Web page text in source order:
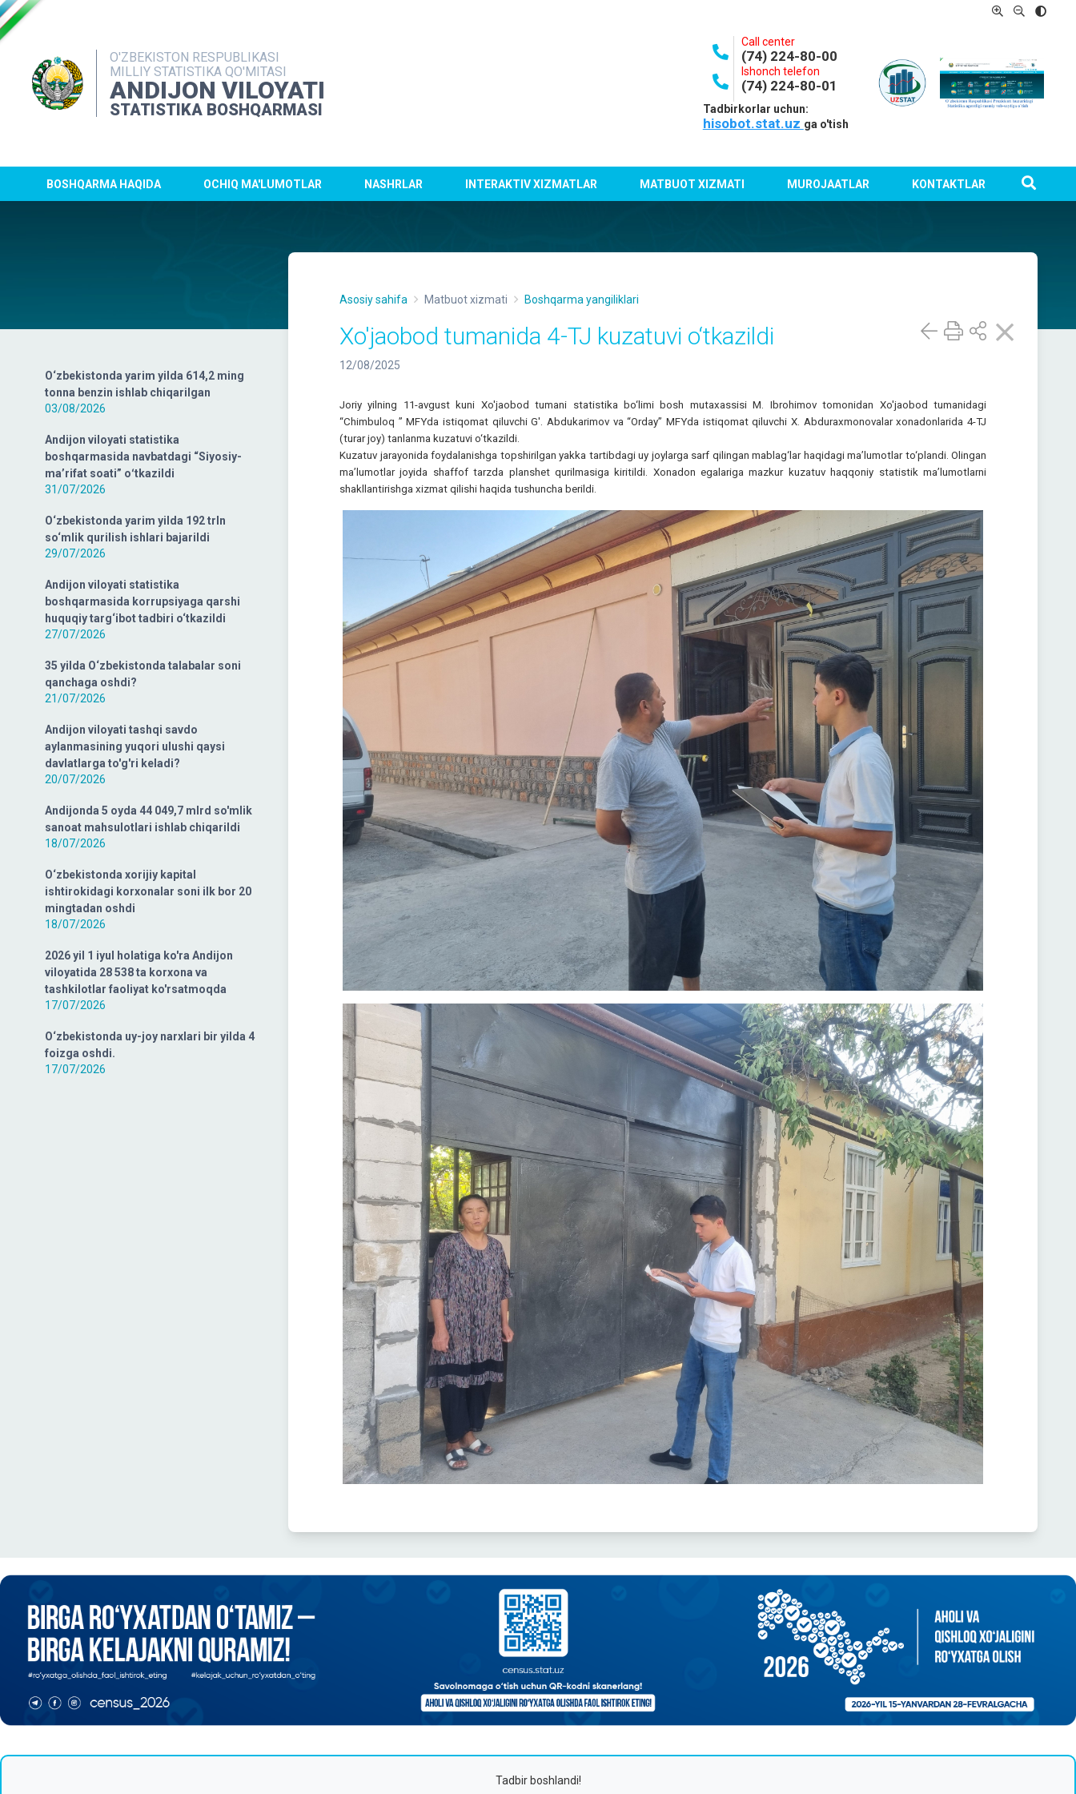
O'ZBEKISTON RESPUBLIKASI
MILLIY STATISTIKA QO'MITASI
ANDIJON VILOYATI
STATISTIKA BOSHQARMASI
Call center
(74) 224-80-00
Ishonch telefon
(74) 224-80-01
Tadbirkorlar uchun:
hisobot.stat.uz ga o'tish
BOSHQARMA HAQIDA OCHIQ MA'LUMOTLAR NASHRLAR INTERAKTIV XIZMATLAR MATBUOT XIZMATI MUROJAATLAR KONTAKTLAR
O‘zbekistonda yarim yilda 614,2 ming
tonna benzin ishlab chiqarilgan
03/08/2026
Andijon viloyati statistika
boshqarmasida navbatdagi “Siyosiy-
ma’rifat soati” oʻtkazildi
31/07/2026
O‘zbekistonda yarim yilda 192 trln
so‘mlik qurilish ishlari bajarildi
29/07/2026
Andijon viloyati statistika
boshqarmasida korrupsiyaga qarshi
huquqiy targ‘ibot tadbiri o‘tkazildi
27/07/2026
35 yilda O‘zbekistonda talabalar soni
qanchaga oshdi?
21/07/2026
Andijon viloyati tashqi savdo
aylanmasining yuqori ulushi qaysi
davlatlarga to'g'ri keladi?
20/07/2026
Andijonda 5 oyda 44 049,7 mlrd so'mlik
sanoat mahsulotlari ishlab chiqarildi
18/07/2026
O‘zbekistonda xorijiy kapital
ishtirokidagi korxonalar soni ilk bor 20
mingtadan oshdi
18/07/2026
2026 yil 1 iyul holatiga ko'ra Andijon
viloyatida 28 538 ta korxona va
tashkilotlar faoliyat ko'rsatmoqda
17/07/2026
O‘zbekistonda uy-joy narxlari bir yilda 4
foizga oshdi.
17/07/2026
Asosiy sahifa Matbuot xizmati Boshqarma yangiliklari
Xo'jaobod tumanida 4-TJ kuzatuvi o‘tkazildi
12/08/2025
Joriy yilning 11-avgust kuni Xo'jaobod tumani statistika bo‘limi bosh mutaxassisi M. Ibrohimov tomonidan Xo'jaobod tumanidagi
“Chimbuloq ” MFYda istiqomat qiluvchi G'. Abdukarimov va “Orday” MFYda istiqomat qiluvchi X. Abduraxmonovalar xonadonlarida 4-TJ
(turar joy) tanlanma kuzatuvi o‘tkazildi.
Kuzatuv jarayonida foydalanishga topshirilgan yakka tartibdagi uy joylarga sarf qilingan mablag‘lar haqidagi ma’lumotlar to‘plandi. Olingan
ma’lumotlar joyida shaffof tarzda planshet qurilmasiga kiritildi. Xonadon egalariga mazkur kuzatuv haqqoniy statistik ma’lumotlarni
shakllantirishga xizmat qilishi haqida tushuncha berildi.
Tadbir boshlandi!